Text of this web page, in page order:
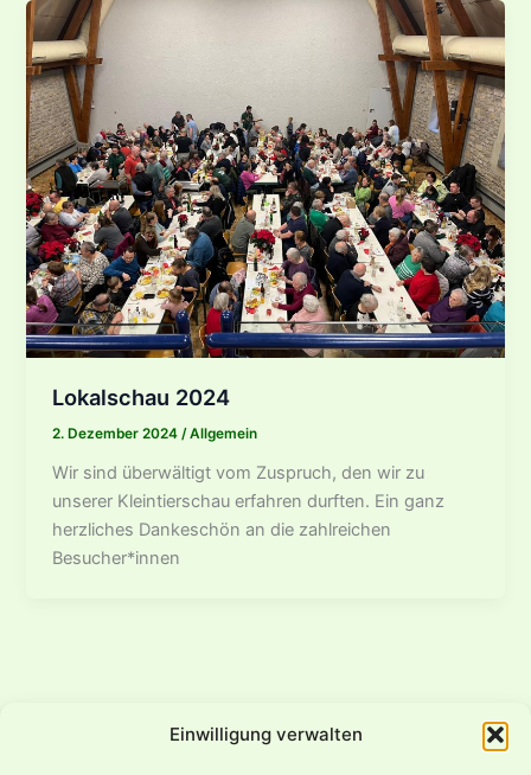
Einwilligung verwalten
Lokalschau 2024
2. Dezember 2024/Allgemein
Wir sind überwältigt vom Zuspruch, den wir zu
unserer Kleintierschau erfahren durften. Ein ganz
herzliches Dankeschön an die zahlreichen
Besucher*innen